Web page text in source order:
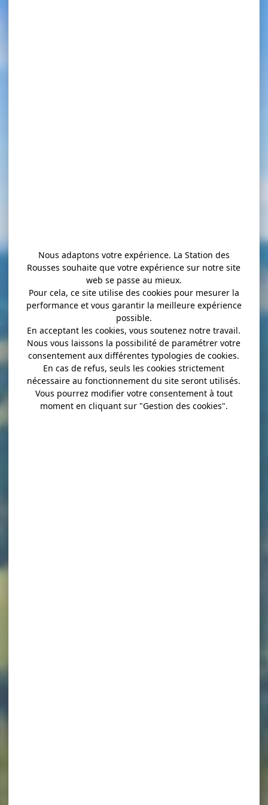
Nous adaptons votre expérience. La Station des
Rousses souhaite que votre expérience sur notre site
web se passe au mieux.
Pour cela, ce site utilise des cookies pour mesurer la
performance et vous garantir la meilleure expérience
possible.
En acceptant les cookies, vous soutenez notre travail.
Nous vous laissons la possibilité de paramétrer votre
consentement aux différentes typologies de cookies.
En cas de refus, seuls les cookies strictement
nécessaire au fonctionnement du site seront utilisés.
Vous pourrez modifier votre consentement à tout
moment en cliquant sur "Gestion des cookies".